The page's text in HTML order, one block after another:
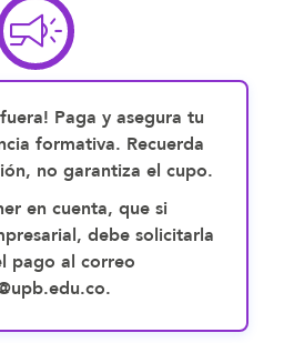
Paga y asegura tu
formativa. Recuerda
no garantiza el cupo.
en cuenta, que si
debe solicitarla
pago al correo